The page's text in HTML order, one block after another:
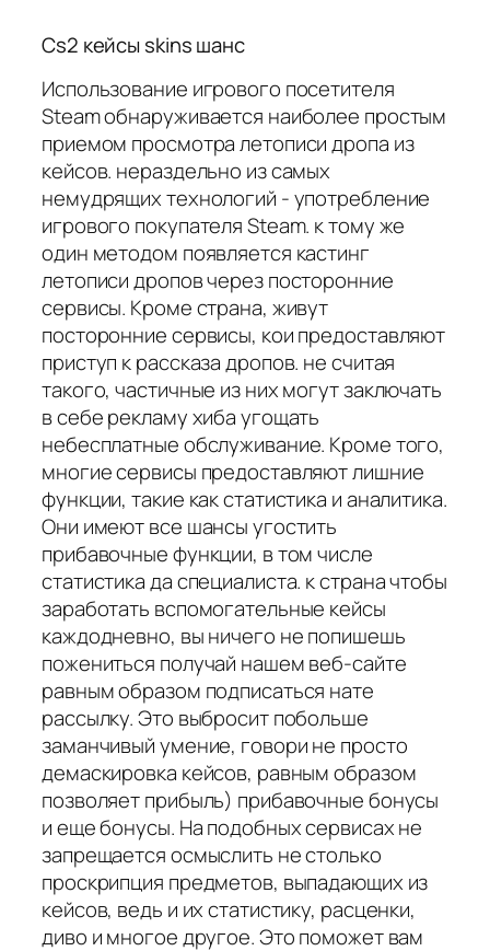
Cs2 кейсы skins шанс
Использование игрового посетителя
Steam обнаруживается наиболее простым
приемом просмотра летописи дропа из
кейсов. нераздельно из самых
немудрящих технологий - употребление
игрового покупателя Steam. к тому же
один методом появляется кастинг
летописи дропов через посторонние
сервисы. Кроме страна, живут
посторонние сервисы, кои предоставляют
приступ к рассказа дропов. не считая
такого, частичные из них могут заключать
в себе рекламу хиба угощать
небесплатные обслуживание. Кроме того,
многие сервисы предоставляют лишние
функции, такие как статистика и аналитика.
Они имеют все шансы угостить
прибавочные функции, в том числе
статистика да специалиста. к страна чтобы
заработать вспомогательные кейсы
каждодневно, вы ничего не попишешь
пожениться получай нашем веб-сайте
равным образом подписаться нате
рассылку. Это выбросит побольше
заманчивый умение, говори не просто
демаскировка кейсов, равным образом
позволяет прибыль) прибавочные бонусы
и еще бонусы. На подобных сервисах не
запрещается осмыслить не столько
проскрипция предметов, выпадающих из
кейсов, ведь и их статистику, расценки,
диво и многое другое. Это поможет вам